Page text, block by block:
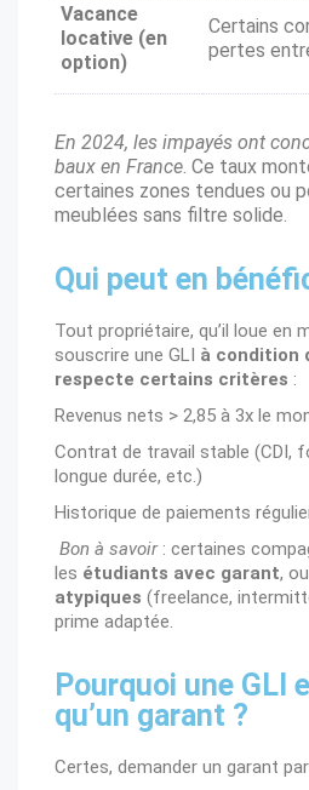
Vacance
locative (en
option)
Certains
pertes
En 2024, les impayés ont
baux en France. Ce taux
certaines zones tendues ou
meublées sans filtre solide.
Qui peut en
Tout propriétaire, qu’il loue en
souscrire une GLI à condition
respecte certains critères :
Revenus nets > 2,85 à 3x le
Contrat de travail stable (CDI,
longue durée, etc.)
Historique de paiements
Bon à savoir: certaines
les étudiants avec garant,
atypiques (freelance,
prime adaptée.
Pourquoi une GLI
qu’un garant ?
Certes, demander un garant